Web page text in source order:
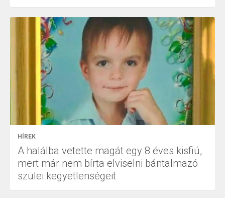
HÍREK
A halálba vetette magát egy 8 éves kisfiú,
mert már nem bírta elviselni bántalmazó
szülei kegyetlenségeit